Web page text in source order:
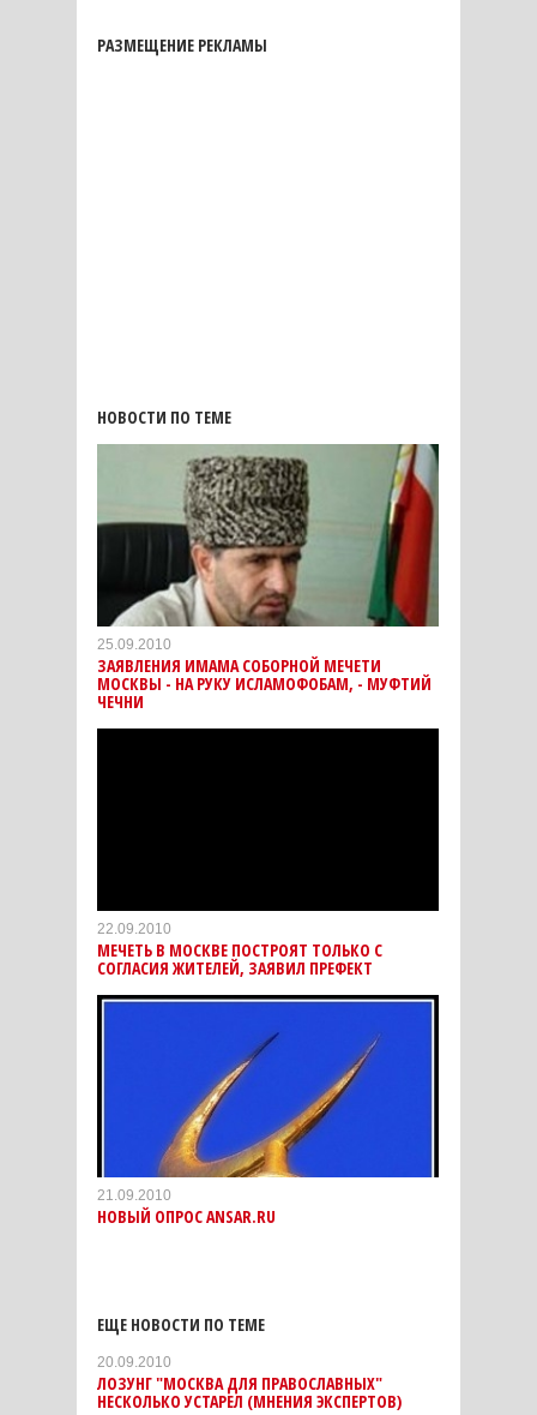
РАЗМЕЩЕНИЕ РЕКЛАМЫ
НОВОСТИ ПО ТЕМЕ
25.09.2010
ЗАЯВЛЕНИЯ ИМАМА СОБОРНОЙ МЕЧЕТИ
МОСКВЫ - НА РУКУ ИСЛАМОФОБАМ, - МУФТИЙ
ЧЕЧНИ
22.09.2010
МЕЧЕТЬ В МОСКВЕ ПОСТРОЯТ ТОЛЬКО С
СОГЛАСИЯ ЖИТЕЛЕЙ, ЗАЯВИЛ ПРЕФЕКТ
21.09.2010
НОВЫЙ ОПРОС ANSAR.RU
ЕЩЕ НОВОСТИ ПО ТЕМЕ
20.09.2010
ЛОЗУНГ "МОСКВА ДЛЯ ПРАВОСЛАВНЫХ"
НЕСКОЛЬКО УСТАРЕЛ (МНЕНИЯ ЭКСПЕРТОВ)